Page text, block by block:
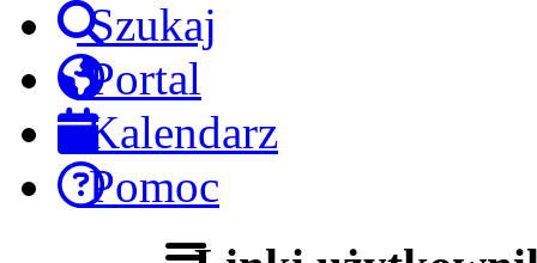
Szukaj
Portal
Kalendarz
Pomoc